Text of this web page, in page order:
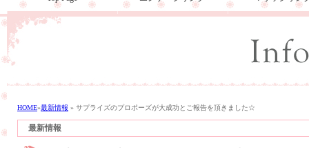
HOME»最新情報 » サプライズのプロポーズが大成功とご報告を頂きました☆
最新情報